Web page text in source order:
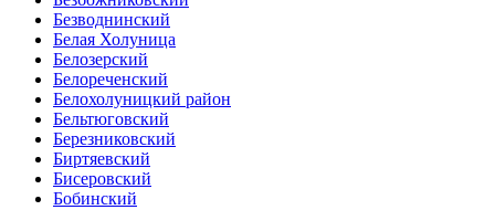
Безводнинский
Белая Холуница
Белозерский
Белореченский
Белохолуницкий район
Бельтюговский
Березниковский
Биртяевский
Бисеровский
Бобинский